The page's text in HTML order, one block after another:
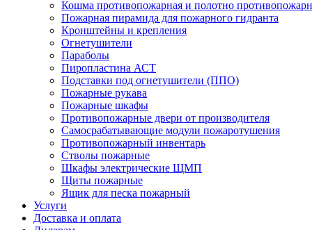
Кошма противопожарная и полотно
Пожарная пирамида для пожарного гидранта
Кронштейны и крепления
Огнетушители
Параболы
Пиропластина АСТ
Подставки под огнетушители (ППО)
Пожарные рукава
Пожарные шкафы
Противопожарные двери от производителя
Самосрабатывающие модули пожаротушения
Противопожарный инвентарь
Стволы пожарные
Шкафы электрические ЩМП
Щиты пожарные
Ящик для песка пожарный
Услуги
Доставка и оплата